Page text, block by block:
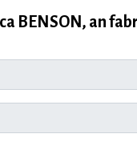
BENSON, an